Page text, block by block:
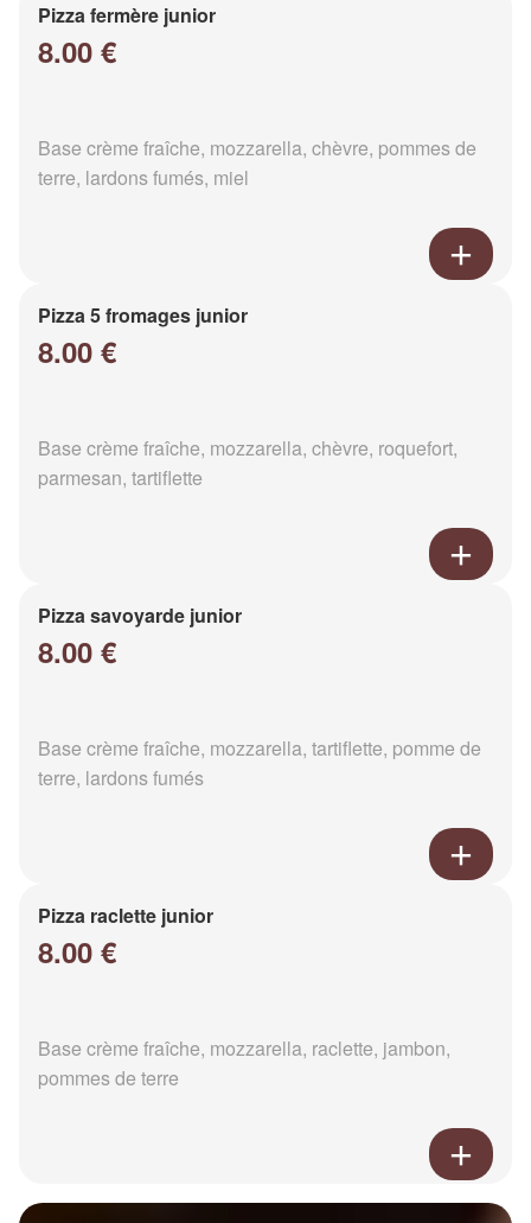
Pizza fermère junior
8.00 €
Base crème fraîche, mozzarella, chèvre, pommes de
terre, lardons fumés, miel
Pizza 5 fromages junior
8.00 €
Base crème fraîche, mozzarella, chèvre, roquefort,
parmesan, tartiflette
Pizza savoyarde junior
8.00 €
Base crème fraîche, mozzarella, tartiflette, pomme de
terre, lardons fumés
Pizza raclette junior
8.00 €
Base crème fraîche, mozzarella, raclette, jambon,
pommes de terre